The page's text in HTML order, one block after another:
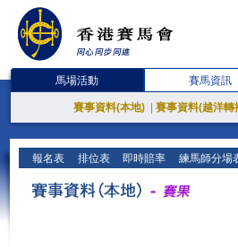
馬場活動 賽馬資訊
賽事資料(本地) 賽事資料(越洋轉
報名表 排位表 即時賠率 練馬師分場